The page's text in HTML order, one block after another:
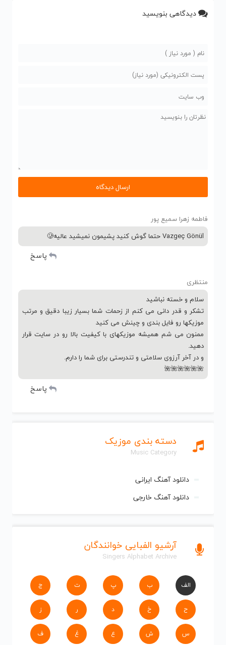
دسته بندی موزیک
Music Category
دانلود آهنگ ایرانی
دانلود آهنگ خارجی
آرشیو الفبایی خوانندگان
Singers Alphabet Archive
الف ب پ ت ج
ح خ د ر ز
س ش ع غ ف
دیدگاهی بنویسید
فاطمه زهرا سمیع پور
Vazgeç Gönül حتما گوش کنید پشیمون نمیشید عالیه🥲
پاسخ
منتظری
سلام و خسته نباشید
تشکر و قدر دانی می کنم از زحمات شما بسیار زیبا دقیق و مرتب
موزیکها رو فایل بندی و چینش می کنید
ممنون می شم همیشه موزیکهای با کیفیت بالا رو در سایت قرار
دهید.
و در آخر آرزوی سلامتی و تندرستی برای شما را دارم.
🌺🌺🌺🌺🌺🌺
پاسخ